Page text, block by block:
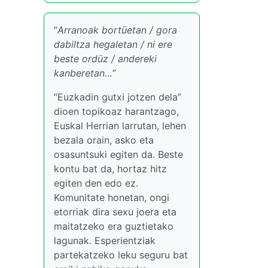
“Arranoak bortüetan / gora
dabiltza hegaletan / ni ere
beste ordüz / andereki
kanberetan…”
“Euzkadin gutxi jotzen dela”
dioen topikoaz harantzago,
Euskal Herrian larrutan, lehen
bezala orain, asko eta
osasuntsuki egiten da. Beste
kontu bat da, hortaz hitz
egiten den edo ez.
Komunitate honetan, ongi
etorriak dira sexu joera eta
maitatzeko era guztietako
lagunak. Esperientziak
partekatzeko leku seguru bat